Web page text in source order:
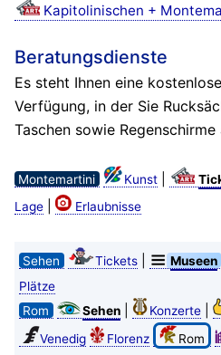
Kapitolinischen +
Beratungsdienste
Es steht Ihnen eine
Verfügung, in der Sie
Taschen sowie
Montemartini Kunst|
Lage| Erlaubnisse
Sehen Tickets| Museen
Plätze
Rom
Sehen| Konzerte|
Venedig
Florenz Rom